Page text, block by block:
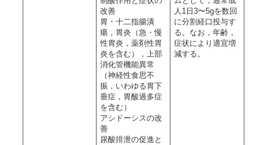
改善
胃・十二指腸潰
瘍，胃炎（急・慢
性胃炎，薬剤性胃
炎を含む），上部
消化管機能異常
（神経性食思不
振，いわゆる胃下
垂症，胃酸過多症
を含む）
アシドーシスの改
善
尿酸排泄の促進と
人1日3〜5gを数回
に分割経口投与す
る。なお，年齢，
症状により適宜増
減する。